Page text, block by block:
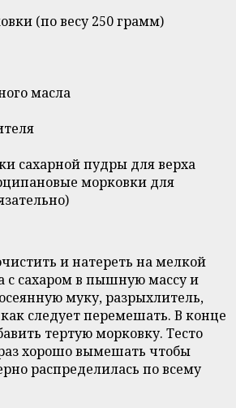
(по весу 250 грамм)
масла
сахарной пудры для верха
морковки для
и натереть на мелкой
с сахаром в пышную массу и
муку, разрыхлитель,
следует перемешать. В конце
тертую морковку. Тесто
хорошо вымешать чтобы
распределилась по всему